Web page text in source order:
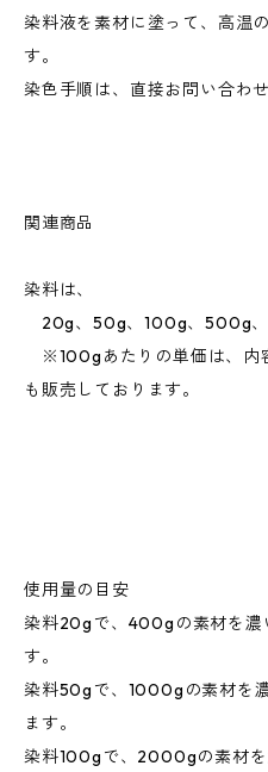
染料液を素材に塗って、高温
す。
染色手順は、直接お問い合わせ
関連商品
染料は、
20g、50g、100g、500g、
※100gあたりの単価は、内
も販売しております。
使用量の目安
染料20gで、400gの素材を濃
す。
染料50gで、1000gの素材を
ます。
染料100gで、2000gの素材